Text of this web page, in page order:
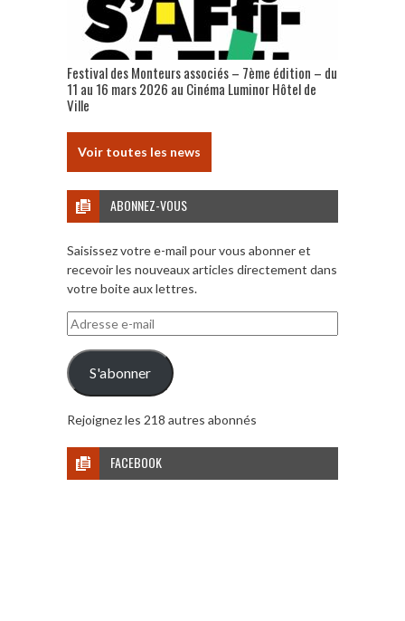
Festival des Monteurs associés – 7ème édition – du
11 au 16 mars 2026 au Cinéma Luminor Hôtel de
Ville
Voir toutes les news
ABONNEZ-VOUS
Saisissez votre e-mail pour vous abonner et
recevoir les nouveaux articles directement dans
votre boite aux lettres.
Adresse
e-
mail
S'abonner
Rejoignez les 218 autres abonnés
FACEBOOK